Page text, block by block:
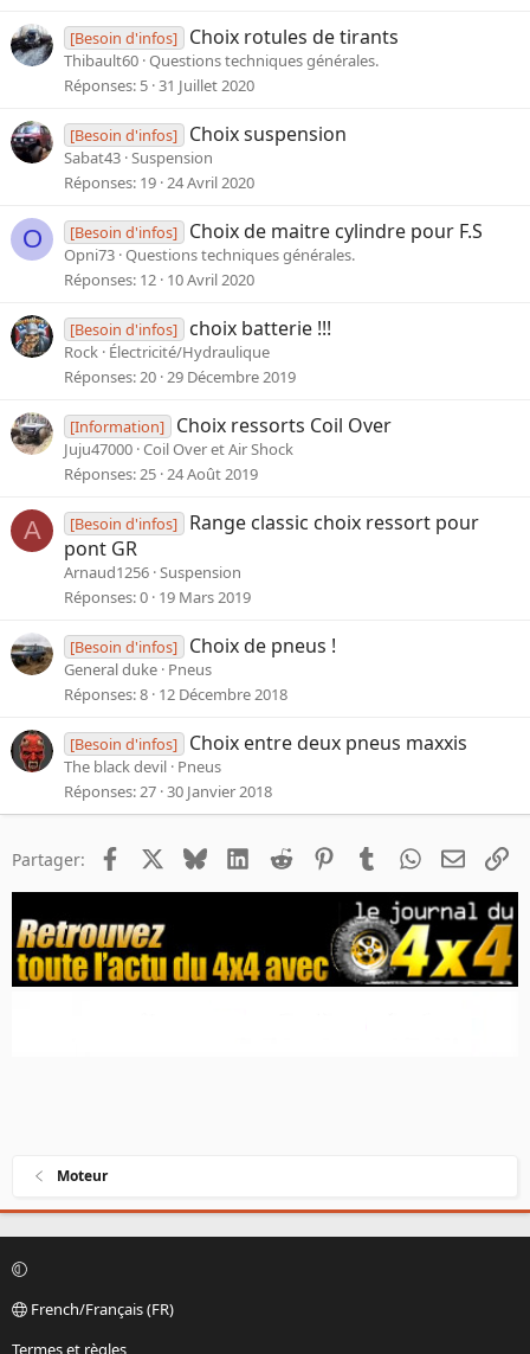
[Besoin d'infos] Choix rotules de tirants
Thibault60 Questions techniques générales.
Réponses 5 31 Juillet 2020
[Besoin d'infos] Choix suspension
Sabat43 Suspension
Réponses 19 24 Avril 2020
O [Besoin d'infos] Choix de maitre cylindre pour F.S
Opni73 Questions techniques générales.
Réponses 12 10 Avril 2020
[Besoin d'infos] choix batterie !!!
Rock Électricité/Hydraulique
Réponses 20 29 Décembre 2019
[Information] Choix ressorts Coil Over
Juju47000 Coil Over et Air Shock
Réponses 25 24 Août 2019
A [Besoin d'infos]
Range classic choix ressort pour
pont GR
Arnaud1256 Suspension
Réponses 0 19 Mars 2019
[Besoin d'infos] Choix de pneus !
General duke Pneus
Réponses 8 12 Décembre 2018
[Besoin d'infos] Choix entre deux pneus maxxis
The black devil Pneus
Réponses 27 30 Janvier 2018
Partager: Facebook Bluesky LinkedIn
Reddit PinterestTumblrWhatsApp
Email
Moteur
French/Français (FR)
Termes et règles